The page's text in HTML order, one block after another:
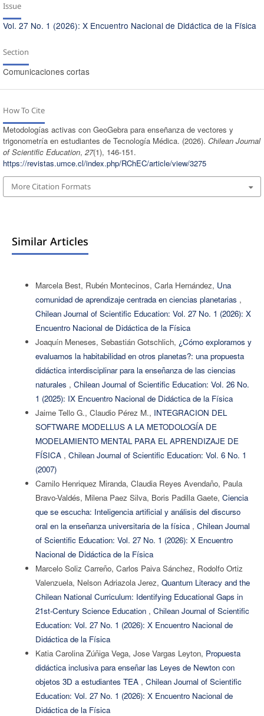
Issue
Vol. 27 No. 1 (2026): X Encuentro Nacional de Didáctica de la Física
Section
Comunicaciones cortas
How To Cite
Metodologías activas con GeoGebra para enseñanza de vectores y
trigonometría en estudiantes de Tecnología Médica. (2026). Chilean Journal
of Scientific Education, 27(1), 146-151.
https://revistas.umce.cl/index.php/RChEC/article/view/3275
More Citation Formats
Similar Articles
Marcela Best, Rubén Montecinos, Carla Hernández, Una
comunidad de aprendizaje centrada en ciencias planetarias ,
Chilean Journal of Scientific Education: Vol. 27 No. 1 (2026): X
Encuentro Nacional de Didáctica de la Física
Joaquín Meneses, Sebastián Gotschlich, ¿Cómo exploramos y
evaluamos la habitabilidad en otros planetas?: una propuesta
didáctica interdisciplinar para la enseñanza de las ciencias
naturales , Chilean Journal of Scientific Education: Vol. 26 No.
1 (2025): IX Encuentro Nacional de Didáctica de la Física
Jaime Tello G., Claudio Pérez M., INTEGRACION DEL
SOFTWARE MODELLUS A LA METODOLOGÍA DE
MODELAMIENTO MENTAL PARA EL APRENDIZAJE DE
FÍSICA , Chilean Journal of Scientific Education: Vol. 6 No. 1
(2007)
Camilo Henriquez Miranda, Claudia Reyes Avendaño, Paula
Bravo-Valdés, Milena Paez Silva, Boris Padilla Gaete, Ciencia
que se escucha: Inteligencia artificial y análisis del discurso
oral en la enseñanza universitaria de la física , Chilean Journal
of Scientific Education: Vol. 27 No. 1 (2026): X Encuentro
Nacional de Didáctica de la Física
Marcelo Soliz Carreño, Carlos Paiva Sánchez, Rodolfo Ortiz
Valenzuela, Nelson Adriazola Jerez, Quantum Literacy and the
Chilean National Curriculum: Identifying Educational Gaps in
21st-Century Science Education , Chilean Journal of Scientific
Education: Vol. 27 No. 1 (2026): X Encuentro Nacional de
Didáctica de la Física
Katia Carolina Zúñiga Vega, Jose Vargas Leyton, Propuesta
didáctica inclusiva para enseñar las Leyes de Newton con
objetos 3D a estudiantes TEA , Chilean Journal of Scientific
Education: Vol. 27 No. 1 (2026): X Encuentro Nacional de
Didáctica de la Física